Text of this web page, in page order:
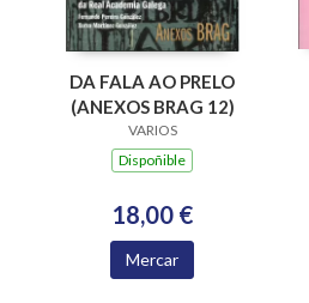
DA FALA AO PRELO
(ANEXOS BRAG 12)
VARIOS
Dispoñible
18,00 €
Mercar